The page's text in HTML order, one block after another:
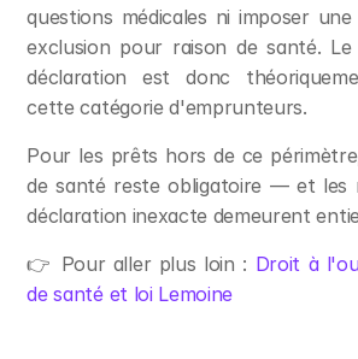
questions médicales ni imposer
exclusion pour raison de santé.
déclaration est donc
cette catégorie d'emprunteurs.
Pour les prêts hors de ce
de santé reste obligatoire — et les
déclaration inexacte demeurent
👉 Pour aller plus loin : Droit à
de santé et loi Lemoine